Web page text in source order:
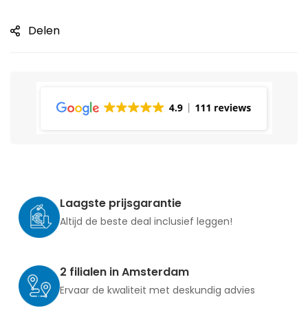
Delen
Laagste prijsgarantie
Altijd de beste deal inclusief leggen!
2 filialen in Amsterdam
Ervaar de kwaliteit met deskundig advies